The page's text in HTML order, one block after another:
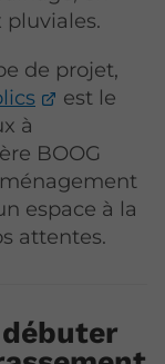
de projet,
est le
à
BOOG
espace à la
attentes.